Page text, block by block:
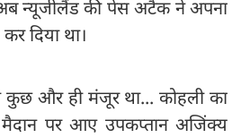
न्यूजीलैंड की पेस अटैक ने अपना
दिया था।
कुछ और ही मंजूर था... कोहली का
पर आए उपकप्तान अजिंक्य